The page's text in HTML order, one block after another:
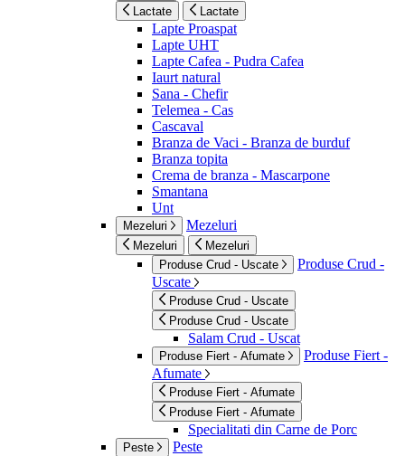
Lactate Lactate
Lapte Proaspat
Lapte UHT
Lapte Cafea - Pudra Cafea
Iaurt natural
Sana - Chefir
Telemea - Cas
Cascaval
Branza de Vaci - Branza de burduf
Branza topita
Crema de branza - Mascarpone
Smantana
Unt
Mezeluri Mezeluri
Mezeluri
Mezeluri
Produse Crud - Uscate
Produse Crud -
Uscate
Produse Crud - Uscate
Produse Crud - Uscate
Salam Crud - Uscat
Produse Fiert - Afumate
Produse Fiert -
Afumate
Produse Fiert - Afumate
Produse Fiert - Afumate
Specialitati din Carne de Porc
Peste Peste